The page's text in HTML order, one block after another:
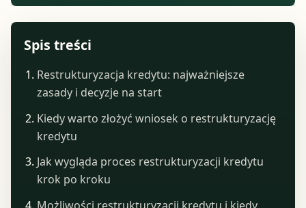
Spis treści
Restrukturyzacja kredytu: najważniejsze
zasady i decyzje na start
Kiedy warto złożyć wniosek o restrukturyzację
kredytu
Jak wygląda proces restrukturyzacji kredytu
krok po kroku